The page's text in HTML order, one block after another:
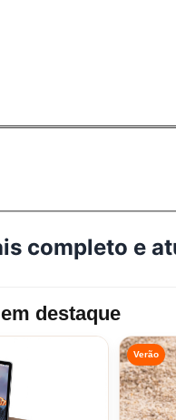
completo e
destaque
Verão